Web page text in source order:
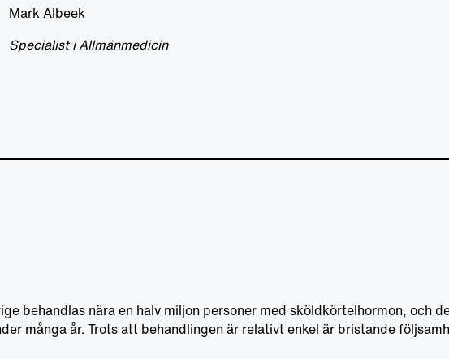
Mark Albeek
Specialist i Allmänmedicin
behandlas nära en halv miljon personer med sköldkörtelhormon, och
många år. Trots att behandlingen är relativt enkel är bristande